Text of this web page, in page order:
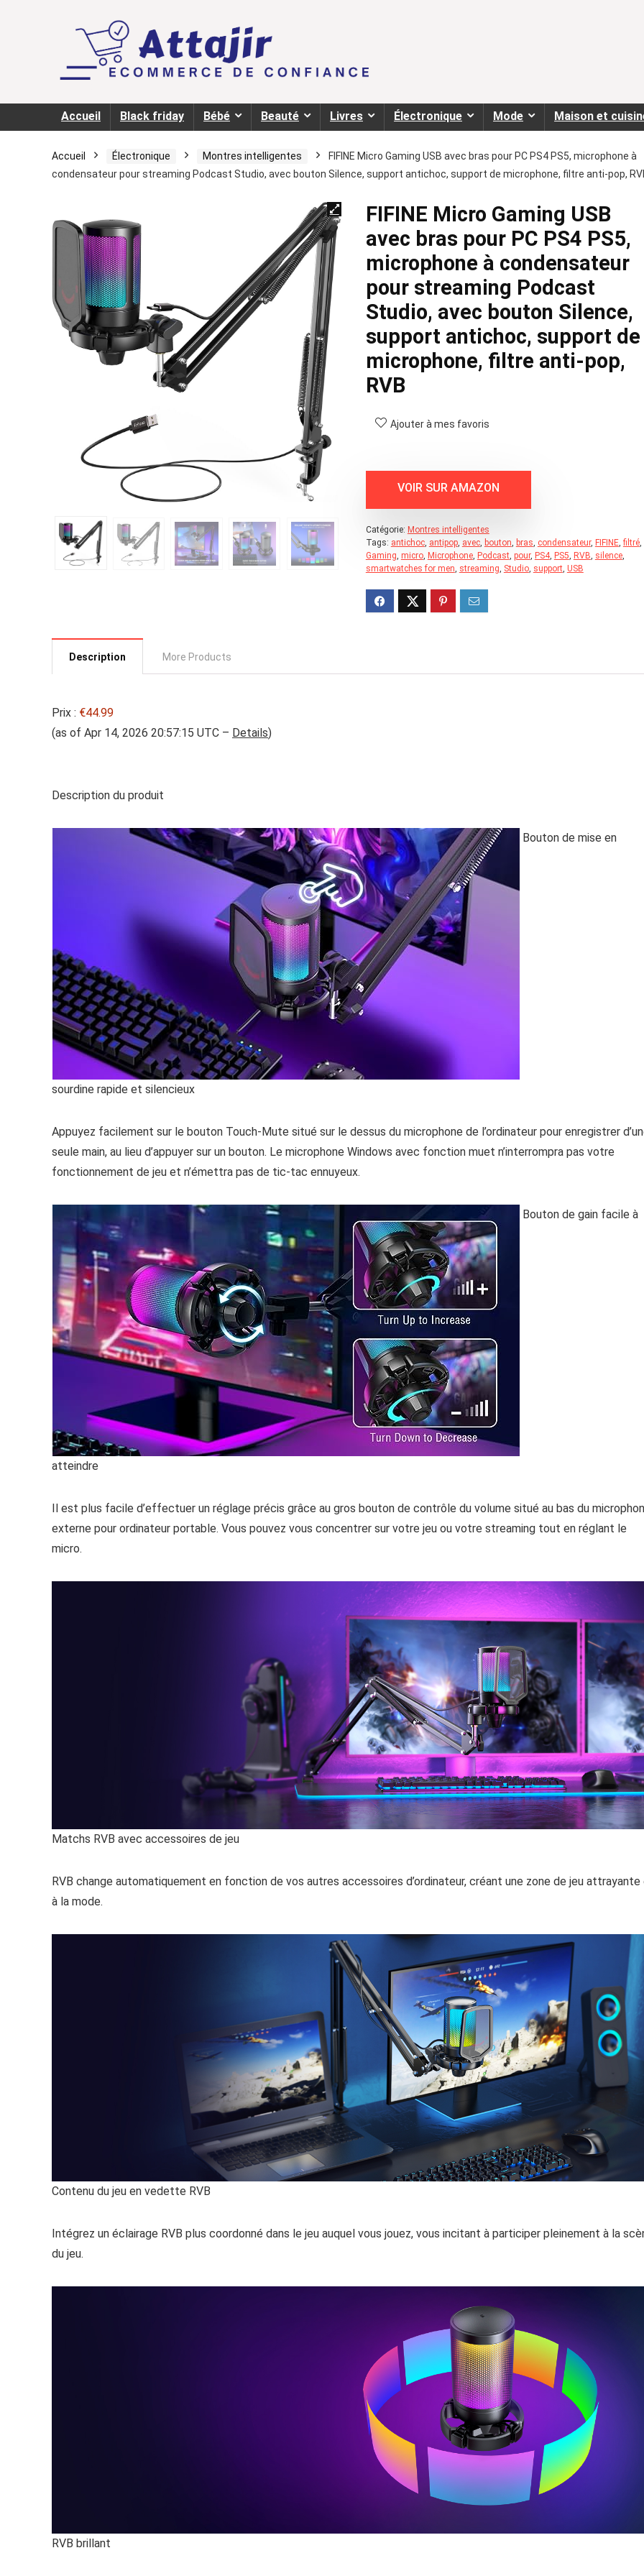
Accueil Black friday Bébé Beauté Livres Électronique Mode Maison et
Accueil Électronique Montres intelligentes
FIFINE Micro Gaming USB avec bras pour PC PS4 PS5, microphone à
condensateur pour streaming Podcast Studio, avec bouton Silence, support antichoc, support de microphone, filtre anti-pop,
FIFINE Micro Gaming USB
avec bras pour PC PS4 PS5,
microphone à condensateur
pour streaming Podcast
Studio, avec bouton Silence,
support antichoc, support de
microphone, filtre anti-pop,
RVB
Ajouter à mes favoris
Catégorie: Montres intelligentes
Tags: antichoc, antipop, avec, bouton, bras, condensateur, FIFINE,filtré,
Gaming, micro, Microphone, Podcast, pour, PS4, PS5, RVB, silence,
smartwatches for men, streaming, Studio, support, USB
Description More Products
Prix : €44.99
(as of Apr 14, 2026 20:57:15 UTC – Details)
Description du produit
Bouton de mise en
sourdine rapide et silencieux
Appuyez facilement sur le bouton Touch-Mute situé sur le dessus du microphone de l’ordinateur pour enregistrer
seule main, au lieu d’appuyer sur un bouton. Le microphone Windows avec fonction muet n’interrompra pas votre
fonctionnement de jeu et n’émettra pas de tic-tac ennuyeux.
Bouton de gain facile à
atteindre
Il est plus facile d’effectuer un réglage précis grâce au gros bouton de contrôle du volume situé au bas du
externe pour ordinateur portable. Vous pouvez vous concentrer sur votre jeu ou votre streaming tout en réglant le
micro.
Matchs RVB avec accessoires de jeu
RVB change automatiquement en fonction de vos autres accessoires d’ordinateur, créant une zone de jeu
à la mode.
Contenu du jeu en vedette RVB
Intégrez un éclairage RVB plus coordonné dans le jeu auquel vous jouez, vous incitant à participer pleinement à la
du jeu.
RVB brillant